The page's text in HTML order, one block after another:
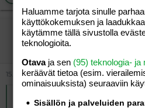
vierailija
Vieras
15.06.2026
Haluamme tarjota sinulle
käyttökokemuksen ja
käytämme tällä sivustolla
teknologioita.
Otavaja sen (95) teknologia- ja
keräävät tietoa (esim.
ominaisuuk­sista) seuraaviin
Sisällön ja palveluiden